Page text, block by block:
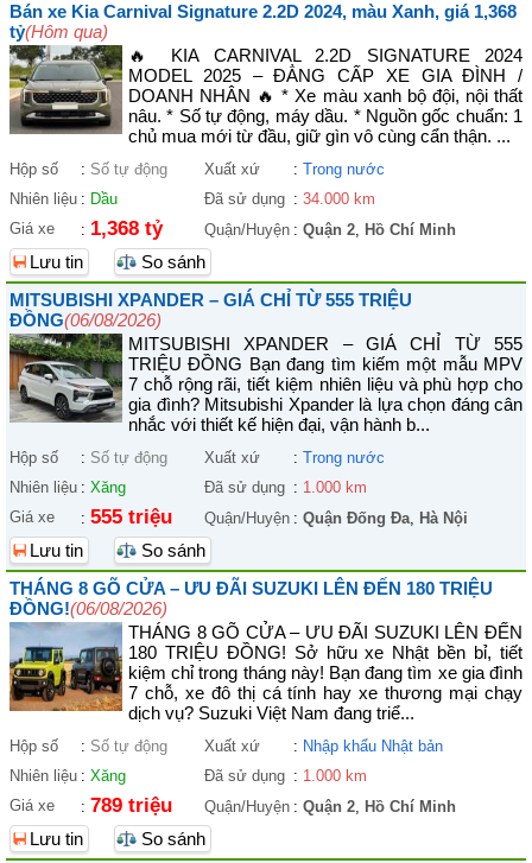
Bán xe Kia Carnival Signature 2.2D 2024, màu Xanh, giá 1,368
tỷ(Hôm qua)
🔥 KIA CARNIVAL 2.2D SIGNATURE 2024
MODEL 2025 – ĐẲNG CẤP XE GIA ĐÌNH /
DOANH NHÂN 🔥 * Xe màu xanh bộ đội, nội thất
nâu. * Số tự động, máy dầu. * Nguồn gốc chuẩn: 1
chủ mua mới từ đầu, giữ gìn vô cùng cẩn thận. ...
Hộp số : Số tự động Xuất xứ : Trong nước
Nhiên liệu : Dầu Đã sử dụng : 34.000 km
Giá xe
: 1,368 tỷ Quận/Huyện : Quận 2, Hồ Chí Minh
Lưu tin
So sánh
MITSUBISHI XPANDER – GIÁ CHỈ TỪ 555 TRIỆU
ĐỒNG(06/08/2026)
MITSUBISHI XPANDER – GIÁ CHỈ TỪ 555
TRIỆU ĐỒNG Bạn đang tìm kiếm một mẫu MPV
7 chỗ rộng rãi, tiết kiệm nhiên liệu và phù hợp cho
gia đình? Mitsubishi Xpander là lựa chọn đáng cân
nhắc với thiết kế hiện đại, vận hành b...
Hộp số : Số tự động Xuất xứ : Trong nước
Nhiên liệu : Xăng Đã sử dụng : 1.000 km
Giá xe
: 555 triệu Quận/Huyện : Quận Đống Đa, Hà Nội
Lưu tin
So sánh
THÁNG 8 GÕ CỬA – ƯU ĐÃI SUZUKI LÊN ĐẾN 180 TRIỆU
ĐỒNG!(06/08/2026)
THÁNG 8 GÕ CỬA – ƯU ĐÃI SUZUKI LÊN ĐẾN
180 TRIỆU ĐỒNG! Sở hữu xe Nhật bền bỉ, tiết
kiệm chỉ trong tháng này! Bạn đang tìm xe gia đình
7 chỗ, xe đô thị cá tính hay xe thương mại chạy
dịch vụ? Suzuki Việt Nam đang triể...
Hộp số : Số tự động Xuất xứ : Nhập khẩu Nhật bản
Nhiên liệu : Xăng Đã sử dụng : 1.000 km
Giá xe
: 789 triệu Quận/Huyện : Quận 2, Hồ Chí Minh
Lưu tin
So sánh